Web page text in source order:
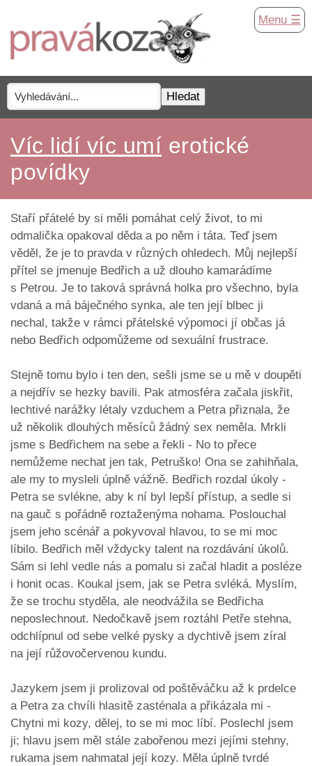
Menu ☰
Víc lidí víc umí erotické
povídky
Staří přátelé by si měli pomáhat celý život, to mi
odmalička opakoval děda a po něm i táta. Teď jsem
věděl, že je to pravda v různých ohledech. Můj nejlepší
přítel se jmenuje Bedřich a už dlouho kamarádíme
s Petrou. Je to taková správná holka pro všechno, byla
vdaná a má báječného synka, ale ten její blbec ji
nechal, takže v rámci přátelské výpomoci jí občas já
nebo Bedřich odpomůžeme od sexuální frustrace.
Stejně tomu bylo i ten den, sešli jsme se u mě v doupěti
a nejdřív se hezky bavili. Pak atmosféra začala jiskřit,
lechtivé narážky létaly vzduchem a Petra přiznala, že
už několik dlouhých měsíců žádný sex neměla. Mrkli
jsme s Bedřichem na sebe a řekli - No to přece
nemůžeme nechat jen tak, Petruško! Ona se zahihňala,
ale my to mysleli úplně vážně. Bedřich rozdal úkoly -
Petra se svlékne, aby k ní byl lepší přístup, a sedle si
na gauč s pořádně roztaženýma nohama. Poslouchal
jsem jeho scénář a pokyvoval hlavou, to se mi moc
líbilo. Bedřich měl vždycky talent na rozdávání úkolů.
Sám si lehl vedle nás a pomalu si začal hladit a posléze
i honit ocas. Koukal jsem, jak se Petra svléká. Myslím,
že se trochu styděla, ale neodvážila se Bedřicha
neposlechnout. Nedočkavě jsem roztáhl Petře stehna,
odchlípnul od sebe velké pysky a dychtivě jsem zíral
na její růžovočervenou kundu.
Jazykem jsem ji prolizoval od poštěváčku až k prdelce
a Petra za chvíli hlasitě zasténala a přikázala mi -
Chytni mi kozy, dělej, to se mi moc líbí. Poslechl jsem
ji; hlavu jsem měl stále zabořenou mezi jejími stehny,
rukama jsem nahmatal její kozy. Měla úplně tvrdé